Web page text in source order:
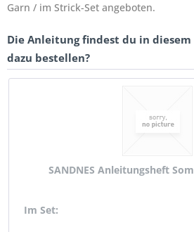
Garn / im Strick-Set angeboten.
Die Anleitung findest du in
dazu bestellen?
SANDNES Anleitungsheft
Im Set: